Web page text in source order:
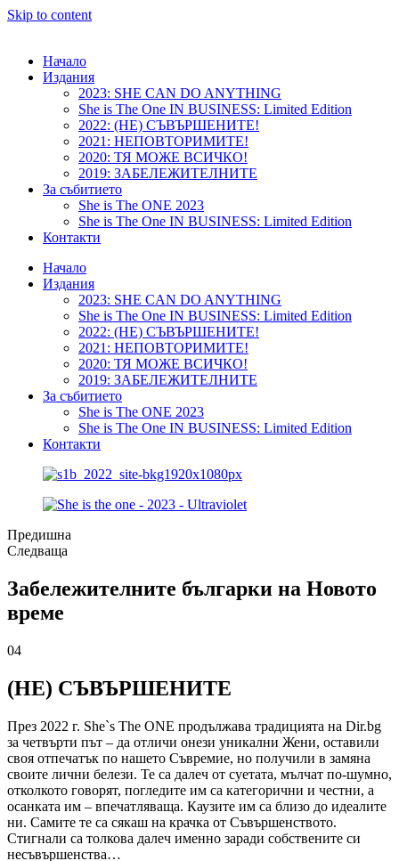
Skip to content
Начало
Издания
2023: SHE CAN DO ANYTHING
She is The One IN BUSINESS: Limited Edition
2022: (НЕ) СЪВЪРШЕНИТЕ!
2021: НЕПОВТОРИМИТЕ!
2020: ТЯ МОЖЕ ВСИЧКО!
2019: ЗАБЕЛЕЖИТЕЛНИТЕ
За събитието
She is The ONE 2023
She is The One IN BUSINESS: Limited Edition
Контакти
Начало
Издания
2023: SHE CAN DO ANYTHING
She is The One IN BUSINESS: Limited Edition
2022: (НЕ) СЪВЪРШЕНИТЕ!
2021: НЕПОВТОРИМИТЕ!
2020: ТЯ МОЖЕ ВСИЧКО!
2019: ЗАБЕЛЕЖИТЕЛНИТЕ
За събитието
She is The ONE 2023
She is The One IN BUSINESS: Limited Edition
Контакти
Предишна
Следваща
Забележителните българки на Новото
време
04
(НЕ) СЪВЪРШЕНИТЕ
През 2022 г. She`s The ONE продължава традицията на Dir.bg
за четвърти път – да отличи онези уникални Жени, оставили
своя отпечатък по нашето Съвремие, но получили в замяна
своите лични белези. Те са далеч от суетата, мълчат по-шумно,
отколкото говорят, погледите им са категорични и честни, а
осанката им – впечатляваща. Каузите им са близо до идеалите
ни. Самите те са сякаш на крачка от Съвършенството.
Стигнали са толкова далеч именно заради собствените си
несъвършенства…